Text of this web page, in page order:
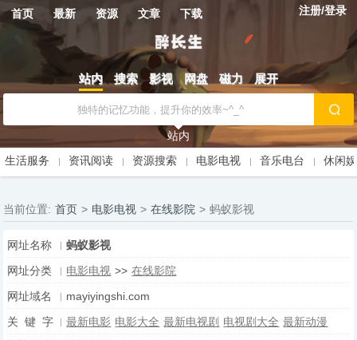
首页 最新 资源 文章 下载 注册/登录
站内 搜索 影视 网盘 磁力 展开
站内
生活服务
资讯阅读 资源搜索 电影电视 音乐电台 休闲
当前位置: 首页 > 电影电视 > 在线影院 > 蚂蚁影视
网址名称
蚂蚁影视
网址分类
电影电视 >> 在线影院
网址域名
mayiyingshi.com
关 键 字
最新电影 电影大全 最新电视剧 电视剧大全 最新动漫